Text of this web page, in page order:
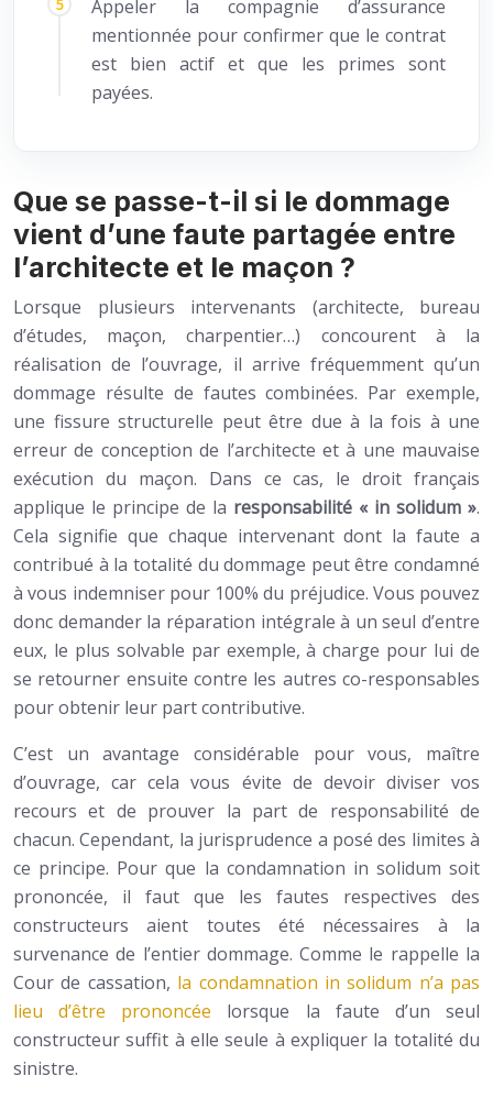
Appeler la compagnie d’assurance
mentionnée pour confirmer que le contrat
est bien actif et que les primes sont
payées.
Que se passe-t-il si le dommage
vient d’une faute partagée entre
l’architecte et le maçon ?
Lorsque plusieurs intervenants (architecte, bureau
d’études, maçon, charpentier…) concourent à la
réalisation de l’ouvrage, il arrive fréquemment qu’un
dommage résulte de fautes combinées. Par exemple,
une fissure structurelle peut être due à la fois à une
erreur de conception de l’architecte et à une mauvaise
exécution du maçon. Dans ce cas, le droit français
applique le principe de la responsabilité « in solidum ».
Cela signifie que chaque intervenant dont la faute a
contribué à la totalité du dommage peut être condamné
à vous indemniser pour 100% du préjudice. Vous pouvez
donc demander la réparation intégrale à un seul d’entre
eux, le plus solvable par exemple, à charge pour lui de
se retourner ensuite contre les autres co-responsables
pour obtenir leur part contributive.
C’est un avantage considérable pour vous, maître
d’ouvrage, car cela vous évite de devoir diviser vos
recours et de prouver la part de responsabilité de
chacun. Cependant, la jurisprudence a posé des limites à
ce principe. Pour que la condamnation in solidum soit
prononcée, il faut que les fautes respectives des
constructeurs aient toutes été nécessaires à la
survenance de l’entier dommage. Comme le rappelle la
Cour de cassation, la condamnation in solidum n’a pas
lieu d’être prononcée lorsque la faute d’un seul
constructeur suffit à elle seule à expliquer la totalité du
sinistre.